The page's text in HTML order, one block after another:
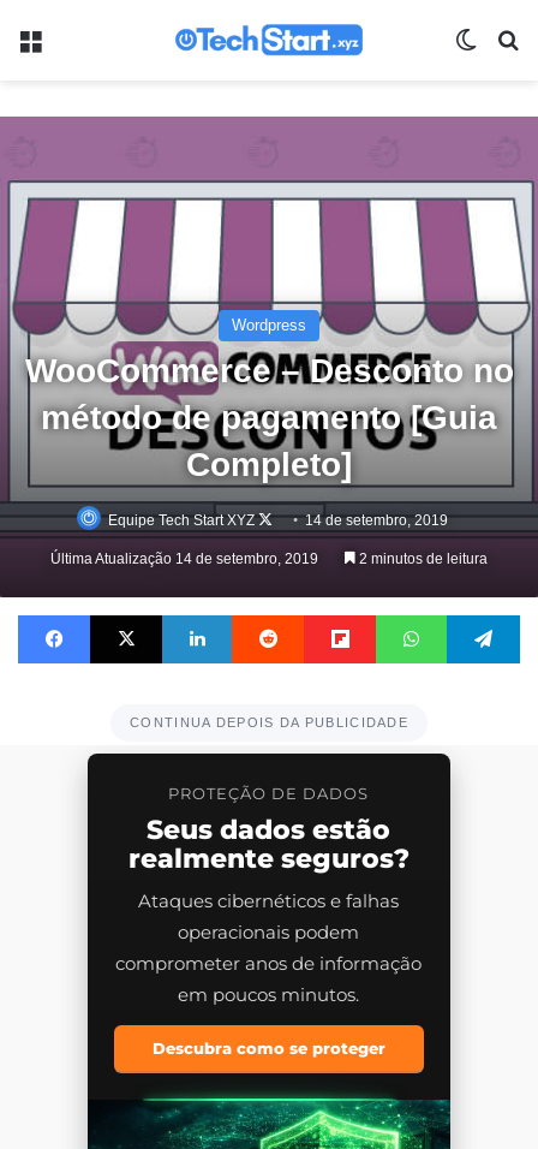
Menu
Wordpress
WooCommerce – Desconto no
método de pagamento [Guia
Completo]
Equipe Tech Start XYZ
Follow14 de setembro, 2019
Última Atualização 14 de setembro, 2019 2 minutos de leitura
Facebook X Linkedin Reddit Flipboard WhatsApp
CONTINUA DEPOIS DA PUBLICIDADE
PROTEÇÃO DE DADOS
Seus dados estão
realmente seguros?
Ataques cibernéticos e falhas
operacionais podem
comprometer anos de informação
em poucos minutos.
Descubra como se proteger